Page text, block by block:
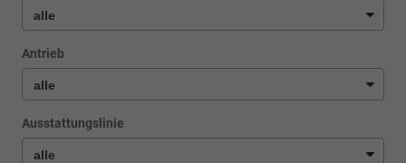
Antrieb
Ausstattungslinie